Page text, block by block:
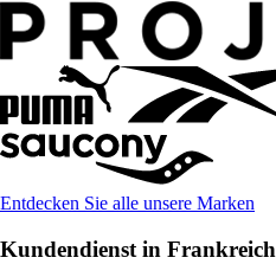
Entdecken Sie alle unsere Marken
Kundendienst in Frankreich